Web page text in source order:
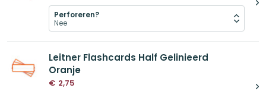
Perforeren?
Leitner Flashcards Half Gelinieerd
Oranje
€ 2,75